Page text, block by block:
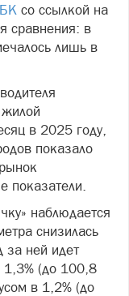
со ссылкой на
сравнения: в
лишь в
в 2025 году,
показало
показатели.
наблюдается
снизилась
за ней идет
1,3% (до 100,8
в 1,2% (до